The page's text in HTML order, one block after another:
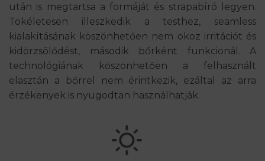
után is megtartsa a formáját és strapabíró legyen.
Tökéletesen illeszkedik a testhez, seamless
kialakításának köszönhetően nem okoz irritációt és
kidörzsölődést, második bőrként funkcionál. A
technológiának köszönhetően a felhasznált
elasztán a bőrrel nem érintkezik, ezáltal az arra
érzékenyek is nyugodtan használhatják.